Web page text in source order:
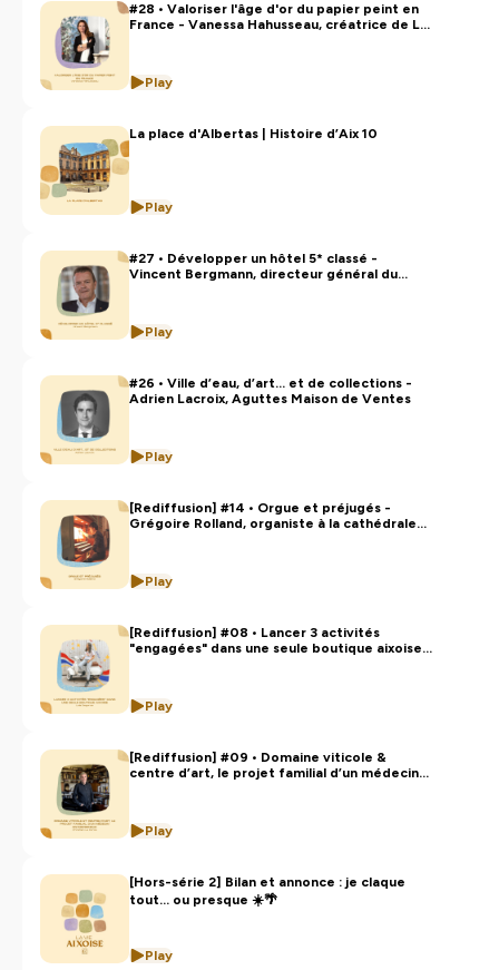
#28 • Valoriser l'âge d'or du papier peint en
France - Vanessa Hahusseau, créatrice de Le
Play
La place d'Albertas | Histoire d’Aix 10
Play
#27 • Développer un hôtel 5* classé -
Vincent Bergmann, directeur général du
Play
#26 • Ville d’eau, d’art… et de collections -
Adrien Lacroix, Aguttes Maison de Ventes
Play
[Rediffusion] #14 • Orgue et préjugés -
Grégoire Rolland, organiste à la cathédrale
Play
[Rediffusion] #08 • Lancer 3 activités
"engagées" dans une seule boutique aixoise -
Play
[Rediffusion] #09 • Domaine viticole &
centre d’art, le projet familial d’un médecin-
Play
[Hors-série 2] Bilan et annonce : je claque
tout... ou presque ☀️🌴
Play